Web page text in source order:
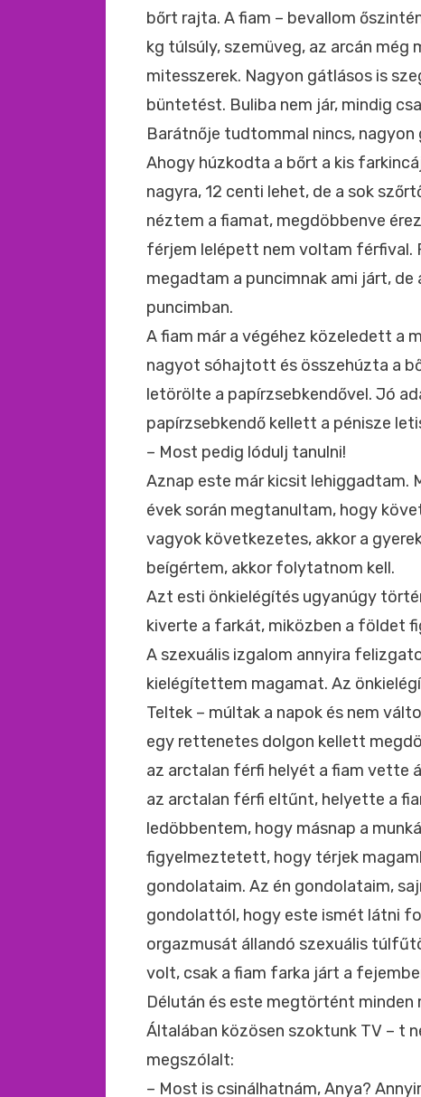
bőrt rajta. A fiam – bevallom
kg túlsúly, szemüveg, az arcán
mitesszerek. Nagyon gátlásos is
büntetést. Buliba nem jár, mindig
Barátnője tudtommal nincs, nagyon
Ahogy húzkodta a bőrt a kis
nagyra, 12 centi lehet, de a sok
néztem a fiamat, megdöbbenve
férjem lelépett nem voltam férfival.
megadtam a puncimnak ami járt,
puncimban.
A fiam már a végéhez közeledett a
nagyot sóhajtott és összehúzta a
letörölte a papírzsebkendővel. Jó
papírzsebkendő kellett a pénisze
– Most pedig lódulj tanulni!
Aznap este már kicsit lehiggadtam.
évek során megtanultam, hogy
vagyok következetes, akkor a
beígértem, akkor folytatnom kell.
Azt esti önkielégítés ugyanúgy
kiverte a farkát, miközben a földet
A szexuális izgalom annyira
kielégítettem magamat. Az
Teltek – múltak a napok és nem
egy rettenetes dolgon kellett
az arctalan férfi helyét a fiam vette
az arctalan férfi eltűnt, helyette a
ledöbbentem, hogy másnap a
figyelmeztetett, hogy térjek
gondolataim. Az én gondolataim,
gondolattól, hogy este ismét látni
orgazmusát állandó szexuális
volt, csak a fiam farka járt a
Délután és este megtörtént minden
Általában közösen szoktunk TV – t
megszólalt:
– Most is csinálhatnám, Anya?